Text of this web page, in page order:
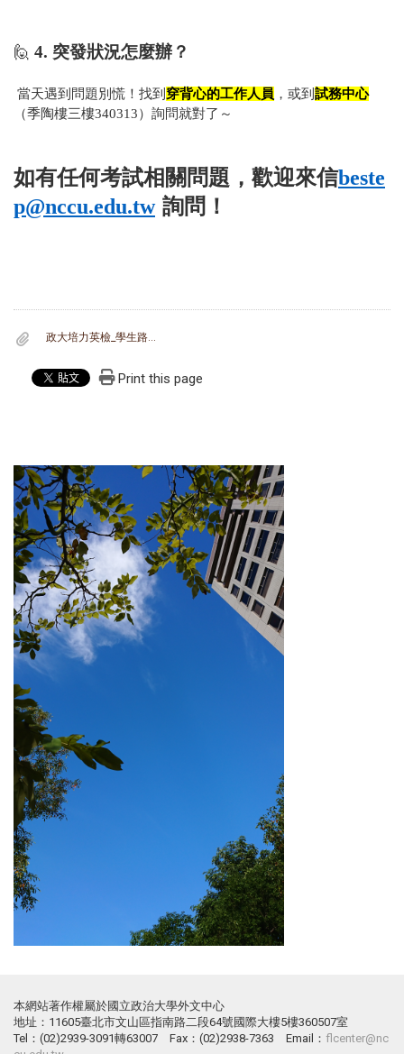
🙋 4. 突發狀況怎麼辦？
當天遇到問題別慌！找到 穿背心的工作人員 ，或到 試務中心
（季陶樓三樓340313）詢問就對了～
如有任何考試相關問題，歡迎來信beste
p@nccu.edu.tw 詢問！
政大培力英檢_學生路線引導圖.pdf
Print this page
本網站著作權屬於國立政治大學外文中心
地址：11605臺北市文山區指南路二段64號國際大樓5樓360507室
Tel：(02)2939-3091轉63007 Fax：(02)2938-7363 Email： flcenter@nc